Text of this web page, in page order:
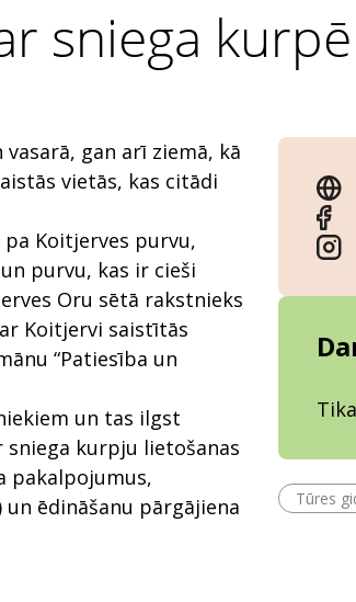
sniega
gan arī ziemā, kā
vietās, kas citādi
Koitjerves purvu,
purvu, kas ir cieši
Oru sētā rakstnieks
Koitjervi saistītās
“Patiesība un
un tas ilgst
sniega kurpju lietošanas
pakalpojumus,
ēdināšanu pārgājiena
Tūres